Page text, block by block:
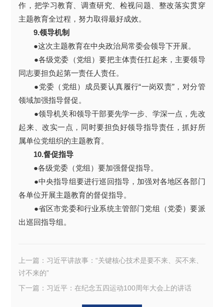
作，把学习教育、调查研究、检视问题、整改落实贯穿
主题教育全过程，努力取得最好成效。
9.领导机制
●这次主题教育在中央政治局常委会领导下开展。
●各级党委（党组）要把主体责任扛起来，主要领导
同志要担负起第一责任人责任。
●党委（党组）成员要认真履行“一岗双责”，对分管
领域加强指导督促。
●领导机关和领导干部要先学一步、学深一点，先改
起来、改实一点，同时要担负好领导指导责任，抓好所
属单位党组织的主题教育。
10.督促指导
●各级党委（党组）要加强督促指导。
●中央指导组要进行巡回指导，加强对各地区各部门
各单位开展主题教育的督促指导。
●省区市党委和行业系统主管部门党组（党委）要派
出巡回指导组。
上一篇：习近平讲故事：“关键核心技术是要不来、买不来、
讨不来的”
下一篇：习近平：在纪念五四运动100周年大会上的讲话